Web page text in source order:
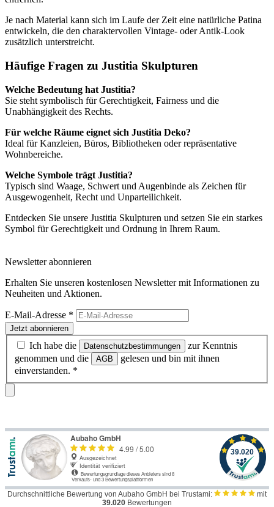
Je nach Material kann sich im Laufe der Zeit eine natürliche Patina
entwickeln, die den charaktervollen Vintage- oder Antik-Look
zusätzlich unterstreicht.
Häufige Fragen zu Justitia Skulpturen
Welche Bedeutung hat Justitia?
Sie steht symbolisch für Gerechtigkeit, Fairness und die
Unabhängigkeit des Rechts.
Für welche Räume eignet sich Justitia Deko?
Ideal für Kanzleien, Büros, Bibliotheken oder repräsentative
Wohnbereiche.
Welche Symbole trägt Justitia?
Typisch sind Waage, Schwert und Augenbinde als Zeichen für
Ausgewogenheit, Recht und Unparteilichkeit.
Entdecken Sie unsere Justitia Skulpturen und setzen Sie ein starkes
Symbol für Gerechtigkeit und Ordnung in Ihrem Raum.
Newsletter abonnieren
Erhalten Sie unseren kostenlosen Newsletter mit Informationen zu
Neuheiten und Aktionen.
E-Mail-Adresse *
Jetzt abonnieren
Ich habe die Datenschutzbestimmungen
zur Kenntnis
genommen und die
AGB
gelesen und bin mit ihnen
einverstanden. *
Durchschnittliche Bewertung von Aubaho GmbH bei Trustami:
mit
39.020 Bewertungen